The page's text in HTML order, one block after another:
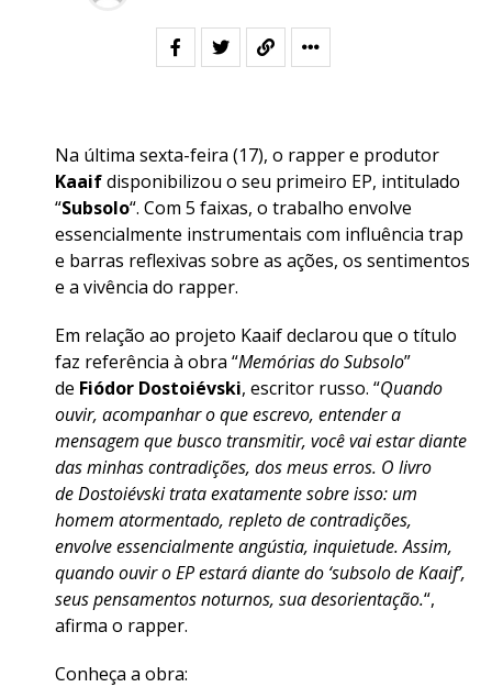
Na última sexta-feira (17), o rapper e produtor
Kaaifdisponibilizou o seu primeiro EP, intitulado
“Subsolo“. Com 5 faixas, o trabalho envolve
essencialmente instrumentais com influência trap
e barras reflexivas sobre as ações, os sentimentos
e a vivência do rapper.
Em relação ao projeto Kaaif declarou que o título
faz referência à obra “Memórias do Subsolo”
de Fiódor Dostoiévski, escritor russo. “Quando
ouvir, acompanhar o que escrevo, entender a
mensagem que busco transmitir, você vai estar diante
das minhas contradições, dos meus erros. O livro
de Dostoiévski trata exatamente sobre isso: um
homem atormentado, repleto de contradições,
envolve essencialmente angústia, inquietude. Assim,
quando ouvir o EP estará diante do ‘subsolo de Kaaif’,
seus pensamentos noturnos, sua desorientação.“,
afirma o rapper.
Conheça a obra: